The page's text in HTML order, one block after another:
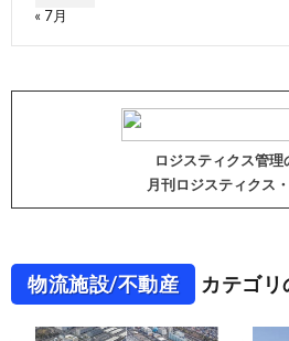
« 7月
ロジスティクス管理
月刊ロジスティクス
物流施設/不動産 カテゴ